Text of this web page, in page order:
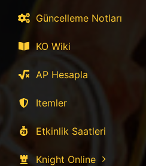
Güncelleme Notları
KO Wiki
AP Hesapla
Itemler
Etkinlik Saatleri
Knight Online